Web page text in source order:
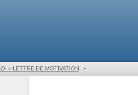
> LETTRE DE MOTIVATION •